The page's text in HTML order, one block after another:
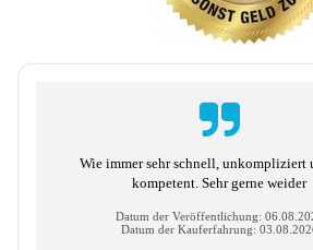
Wie immer sehr schnell, unkompliziert
kompetent. Sehr gerne weider
Datum der Veröffentlichung:
Datum der Kauferfahrung: